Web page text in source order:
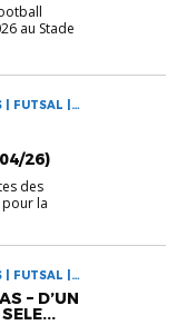
au Stade
| FUTSAL |
26)
des
la
| FUTSAL |
– D’UN